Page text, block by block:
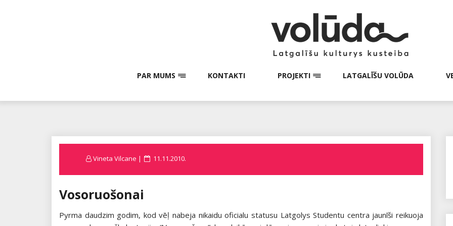
PAR MUMS KONTAKTI PROJEKTI LATGALĪŠU VOLŪDA
Vineta Vilcane
Posted
11.11.2010.
Vosoruošonai
Pyrma daudzim godim, kod vēļ nabeja nikaidu oficialu statusu Latgolys Studentu centra jaunīši reikuoja